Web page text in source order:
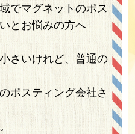
でマグネットのポス
とお悩みの方へ
さいけれど、普通の
ポスティング会社さ